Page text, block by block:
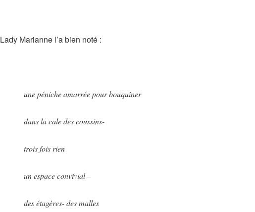
Lady Marianne l’a bien noté :
une péniche amarrée pour bouquiner
dans la cale des coussins-
trois fois rien
un espace convivial –
des étagères- des malles